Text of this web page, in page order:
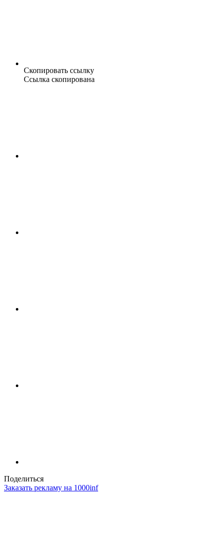
Скопировать ссылку
Ссылка скопирована
Поделиться
Заказать рекламу на 1000inf